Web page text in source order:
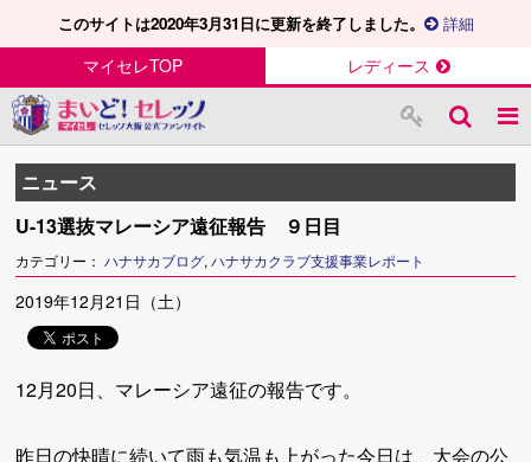
このサイトは2020年3月31日に更新を終了しました。 詳細
マイセレTOP レディース
ニュース
U-13選抜マレーシア遠征報告 ９日目
カテゴリー：ハナサカブログ, ハナサカクラブ支援事業レポート
2019年12月21日（土）
12月20日、マレーシア遠征の報告です。
昨日の快晴に続いて雨も気温も上がった今日は、大会の公